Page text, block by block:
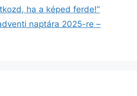
ha a képed ferde!”
naptára 2025-re –